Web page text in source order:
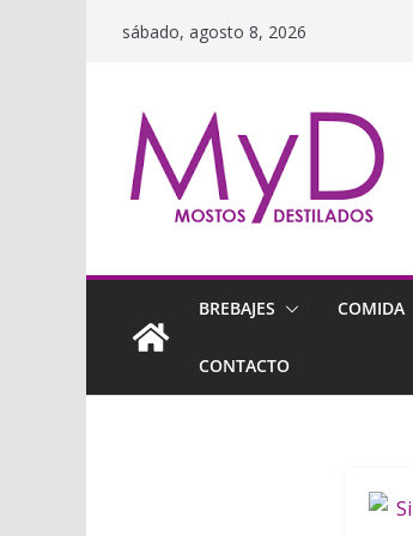
sábado, agosto 8, 2026
BREBAJES COMIDA
CONTACTO